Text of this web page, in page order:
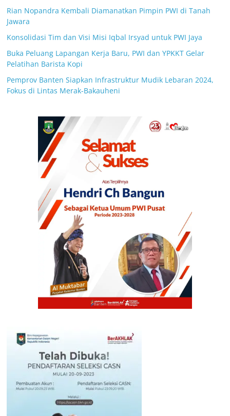
Rian Nopandra Kembali Diamanatkan Pimpin PWI di Tanah
Jawara
Konsolidasi Tim dan Visi Misi Iqbal Irsyad untuk PWI Jaya
Buka Peluang Lapangan Kerja Baru, PWI dan YPKKT Gelar
Pelatihan Barista Kopi
Pemprov Banten Siapkan Infrastruktur Mudik Lebaran 2024,
Fokus di Lintas Merak-Bakauheni